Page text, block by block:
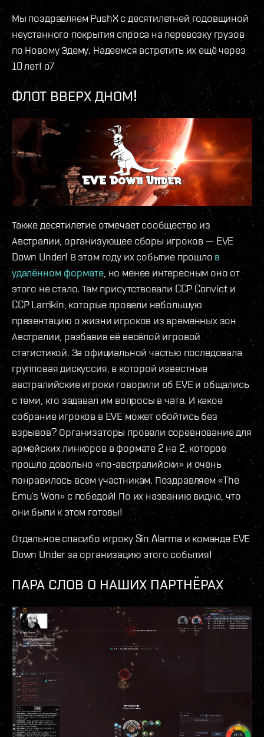
Мы поздравляем PushX с десятилетней годовщиной
неустанного покрытия спроса на перевозку грузов
по Новому Эдему. Надеемся встретить их ещё через
10 лет! o7
ФЛОТ ВВЕРХ ДНОМ!
Также десятилетие отмечает сообщество из
Австралии, организующее сборы игроков — EVE
Down Under! В этом году их событие прошло в
удалённом формате, но менее интересным оно от
этого не стало. Там присутствовали CCP Convict и
CCP Larrikin, которые провели небольшую
презентацию о жизни игроков из временных зон
Австралии, разбавив её весёлой игровой
статистикой. За официальной частью последовала
групповая дискуссия, в которой известные
австралийские игроки говорили об EVE и общались
с теми, кто задавал им вопросы в чате. И какое
собрание игроков в EVE может обойтись без
взрывов? Организаторы провели соревнование для
армейских линкоров в формате 2 на 2, которое
прошло довольно «по-австралийски» и очень
понравилось всем участникам. Поздравляем «The
Emu’s Won» с победой! По их названию видно, что
они были к этом готовы!
Отдельное спасибо игроку Sin Alarma и команде EVE
Down Under за организацию этого события!
ПАРА СЛОВ О НАШИХ ПАРТНЁРАХ